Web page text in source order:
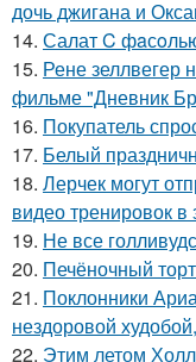
дочь джигана и
14. Салат C
15. Рене зеллвегер
фильме "Дневник
16. Покупатель
17. Белый
18. Лерчек могут
видео тренировок в
19. Не все
20. Печёночный
21. Поклонники
нездоровой
22. Этим летом